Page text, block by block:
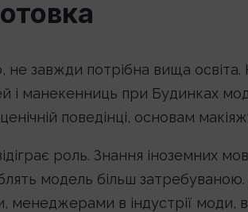
завжди потрібна вища освіта.
і манекенниць при Будинках
поведінці, основам
роль. Знання іноземних
модель більш
менеджерами в індустрії моди,